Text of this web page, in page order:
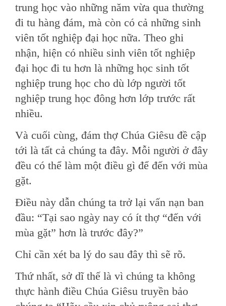
trung học vào những năm vừa qua thường
đi tu hàng đám, mà còn có cả những sinh
viên tốt nghiệp đại học nữa. Theo ghi
nhận, hiện có nhiều sinh viên tốt nghiệp
đại học đi tu hơn là những học sinh tốt
nghiệp trung học cho dù lớp người tốt
nghiệp trung học đông hơn lớp trước rất
nhiều.
Và cuối cùng, đám thợ Chúa Giêsu đề cập
tới là tất cả chúng ta đây. Mỗi người ở đây
đều có thể làm một điều gì để đến với mùa
gặt.
Ðiều này dẫn chúng ta trở lại vấn nạn ban
đầu: “Tại sao ngày nay có ít thợ “đến với
mùa gặt” hơn là trước đây?”
Chỉ cần xét ba lý do sau đây thì sẽ rõ.
Thứ nhất, sở dĩ thế là vì chúng ta không
thực hành điều Chúa Giêsu truyền bảo